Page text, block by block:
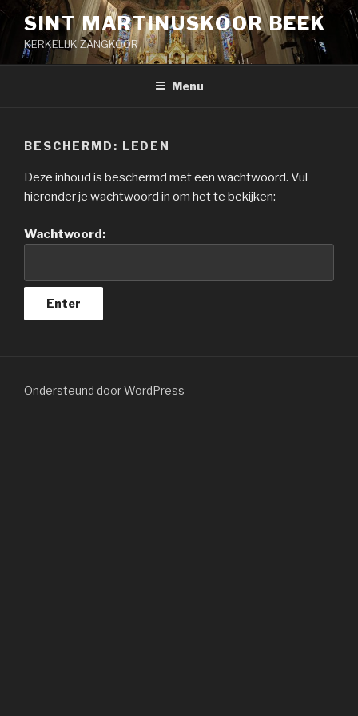
Naar
inhoud
springen
SINT MARTINUSKOOR BEEK
KERKELIJK ZANGKOOR
Menu
BESCHERMD: LEDEN
Deze inhoud is beschermd met een wachtwoord. Vul
hieronder je wachtwoord in om het te bekijken:
Wachtwoord:
Ondersteund door WordPress